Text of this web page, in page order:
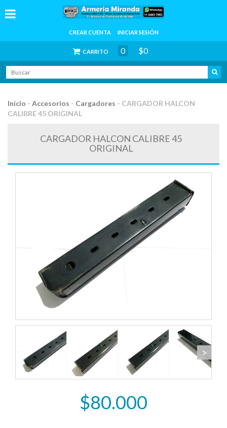
CREAR CUENTA INICIAR SESIÓN
CARRITO 0 $0
Inicio - Accesorios - Cargadores - CARGADOR HALCON
CALIBRE 45 ORIGINAL
CARGADOR HALCON CALIBRE 45
ORIGINAL
>
$80.000